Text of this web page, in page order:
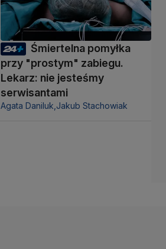
Śmiertelna pomyłka
przy "prostym" zabiegu.
Lekarz: nie jesteśmy
serwisantami
Agata Daniluk, Jakub Stachowiak